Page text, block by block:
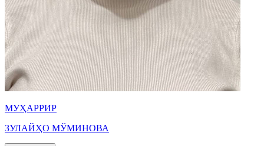
МУҲАРРИР
ЗУЛАЙҲО МЎМИНОВА